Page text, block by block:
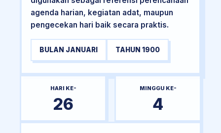
agenda harian, kegiatan adat, maupun
pengecekan hari baik secara praktis.
BULAN JANUARI TAHUN 1900
HARI KE-
26
MINGGU KE-
4